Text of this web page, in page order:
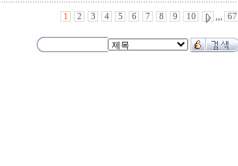
1 2 3 4 5 6 7 8 9 10 ,,, 67